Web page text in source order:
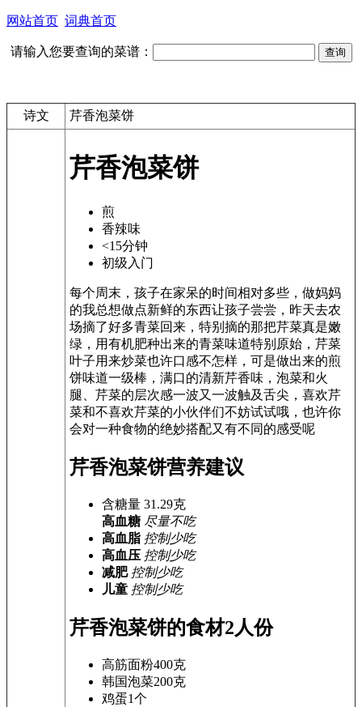
网站首页 词典首页
请输入您要查询的菜谱：
诗文 芹香泡菜饼
芹香泡菜饼
煎
香辣味
<15分钟
初级入门
每个周末，孩子在家呆的时间相对多些，做妈妈
的我总想做点新鲜的东西让孩子尝尝，昨天去农
场摘了好多青菜回来，特别摘的那把芹菜真是嫩
绿，用有机肥种出来的青菜味道特别原始，芹菜
叶子用来炒菜也许口感不怎样，可是做出来的煎
饼味道一级棒，满口的清新芹香味，泡菜和火
腿、芹菜的层次感一波又一波触及舌尖，喜欢芹
菜和不喜欢芹菜的小伙伴们不妨试试哦，也许你
会对一种食物的绝妙搭配又有不同的感受呢
芹香泡菜饼营养建议
含糖量 31.29克
高血糖 尽量不吃
高血脂 控制少吃
高血压 控制少吃
减肥 控制少吃
儿童 控制少吃
芹香泡菜饼的食材2人份
高筋面粉400克
韩国泡菜200克
鸡蛋1个